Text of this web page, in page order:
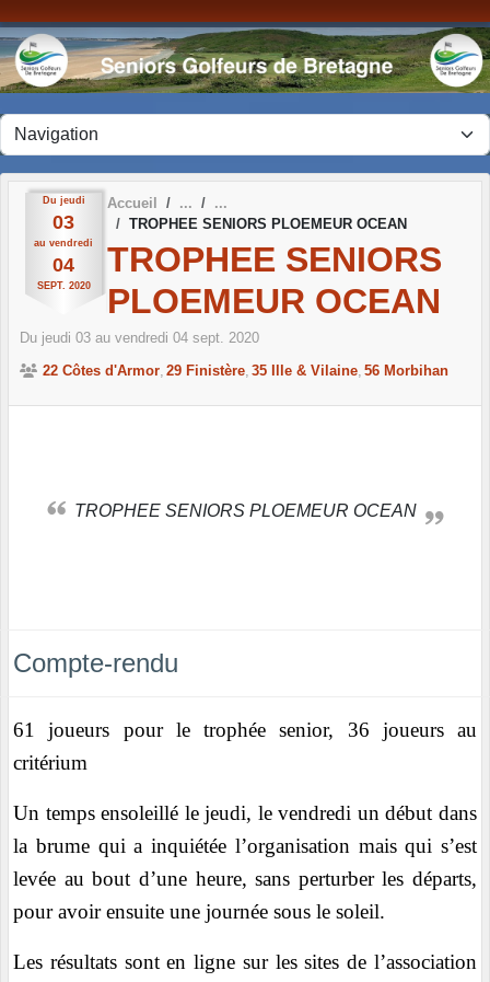
Du jeudi
03
au vendredi
04
SEPT. 2020
Accueil
TROPHEE SENIORS PLOEMEUR OCEAN
TROPHEE SENIORS
PLOEMEUR OCEAN
Du jeudi 03 au vendredi 04 sept. 2020
22 Côtes d'Armor 29 Finistère 35 Ille & Vilaine 56 Morbihan
TROPHEE SENIORS PLOEMEUR OCEAN
Compte-rendu
61 joueurs pour le trophée senior, 36 joueurs au
critérium
Un temps ensoleillé le jeudi, le vendredi un début dans
la brume qui a inquiétée l’organisation mais qui s’est
levée au bout d’une heure, sans perturber les départs,
pour avoir ensuite une journée sous le soleil.
Les résultats sont en ligne sur les sites de l’association